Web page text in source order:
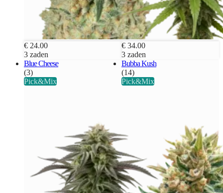
€ 24.00
3 zaden
€ 34.00
3 zaden
Blue Cheese
(3)
Pick&Mix
Bubba Kush
(14)
Pick&Mix